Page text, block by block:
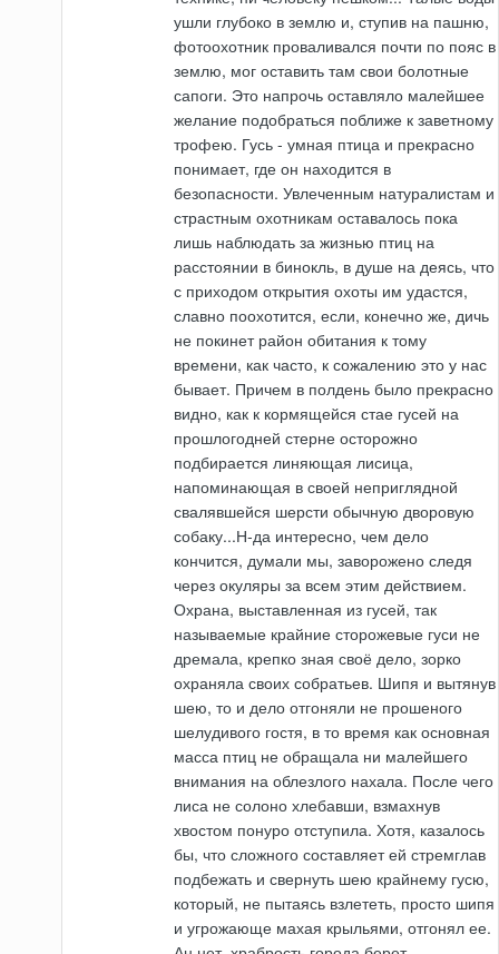
ушли глубоко в землю и, ступив на пашню,
фотоохотник проваливался почти по пояс в
землю, мог оставить там свои болотные
сапоги. Это напрочь оставляло малейшее
желание подобраться поближе к заветному
трофею. Гусь - умная птица и прекрасно
понимает, где он находится в
безопасности. Увлеченным натуралистам и
страстным охотникам оставалось пока
лишь наблюдать за жизнью птиц на
расстоянии в бинокль, в душе на деясь, что
с приходом открытия охоты им удастся,
славно поохотится, если, конечно же, дичь
не покинет район обитания к тому
времени, как часто, к сожалению это у нас
бывает. Причем в полдень было прекрасно
видно, как к кормящейся стае гусей на
прошлогодней стерне осторожно
подбирается линяющая лисица,
напоминающая в своей неприглядной
свалявшейся шерсти обычную дворовую
собаку...Н-да интересно, чем дело
кончится, думали мы, заворожено следя
через окуляры за всем этим действием.
Охрана, выставленная из гусей, так
называемые крайние сторожевые гуси не
дремала, крепко зная своё дело, зорко
охраняла своих собратьев. Шипя и вытянув
шею, то и дело отгоняли не прошеного
шелудивого гостя, в то время как основная
масса птиц не обращала ни малейшего
внимания на облезлого нахала. После чего
лиса не солоно хлебавши, взмахнув
хвостом понуро отступила. Хотя, казалось
бы, что сложного составляет ей стремглав
подбежать и свернуть шею крайнему гусю,
который, не пытаясь взлететь, просто шипя
и угрожающе махая крыльями, отгонял ее.